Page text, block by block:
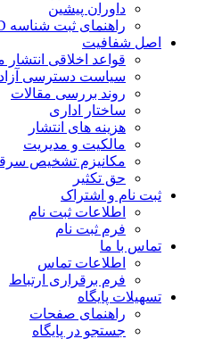
داوران پیشین
راهنمای ثبت شناسه Researcher ID و ثبت داوری
شفافیت
قواعد اخلاقی انتشار مقالات
سیاست دسترسی آزاد
روند بررسی مقالات
ساختار اداری
هزینه های انتشار
مالکیت و مدیریت
ﻣﮑﺎﻧﯿﺰم ﺗﺸﺨﯿﺺ ﺳﺮﻗﺖ ﻋﻠﻤﯽ
حق تکثیر
نام و اشتراک
اطلاعات ثبت نام
فرم ثبت نام
با ما
اطلاعات تماس
فرم برقراری ارتباط
پایگاه
راهنمای صفحات
جستجو در پایگاه